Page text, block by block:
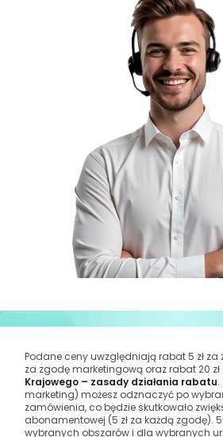
Podane ceny uwzględniają rabat 5 zł za
za zgodę marketingową oraz rabat 20 zł
Krajowego – zasady działania rabatu
marketing) możesz odznaczyć po
zamówienia, co będzie skutkowało
abonamentowej (5 zł za każdą zgodę).
wybranych obszarów i dla wybranych